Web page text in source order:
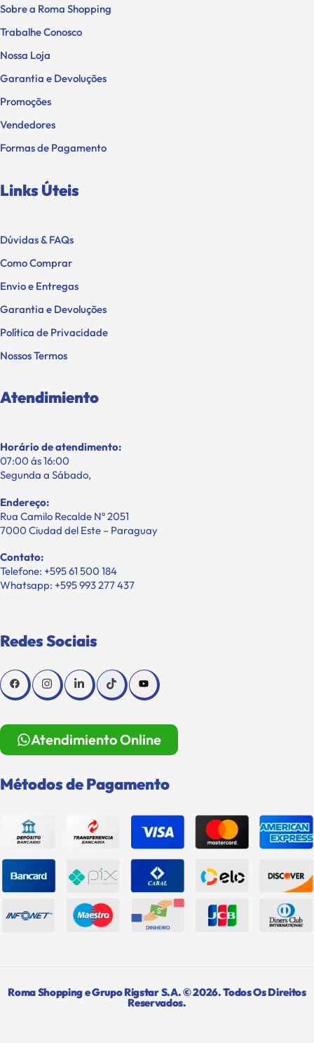
Sobre a Roma Shopping
Trabalhe Conosco
Nossa Loja
Garantia e Devoluções
Promoções
Vendedores
Formas de Pagamento
Links Úteis
Dúvidas & FAQs
Como Comprar
Envio e Entregas
Garantia e Devoluções
Política de Privacidade
Nossos Termos
Atendimiento
Horário de atendimento:
07:00 ás 16:00
Segunda a Sábado,
Endereço:
Rua Camilo Recalde Nº 2051
7000 Ciudad del Este – Paraguay
Contato:
Telefone: +595 61 500 184
Whatsapp: +595 993 277 437
Redes Sociais
Atendimiento Online
Métodos de Pagamento
Roma Shopping e Grupo Rigstar S.A. © 2026. Todos Os Direitos
Reservados.